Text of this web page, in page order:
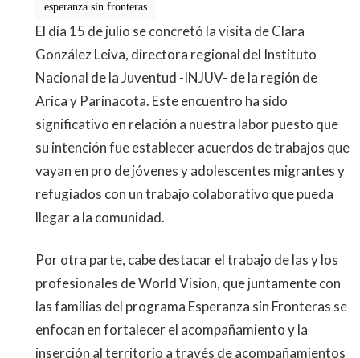
esperanza sin fronteras
El día 15 de julio se concretó la visita de Clara
González Leiva, directora regional del Instituto
Nacional de la Juventud -INJUV- de la región de
Arica y Parinacota. Este encuentro ha sido
significativo en relación a nuestra labor puesto que
su intención fue establecer acuerdos de trabajos que
vayan en pro de jóvenes y adolescentes migrantes y
refugiados con un trabajo colaborativo que pueda
llegar a la comunidad.
Por otra parte, cabe destacar el trabajo de las y los
profesionales de World Vision, que juntamente con
las familias del programa Esperanza sin Fronteras se
enfocan en fortalecer el acompañamiento y la
inserción al territorio a través de acompañamientos